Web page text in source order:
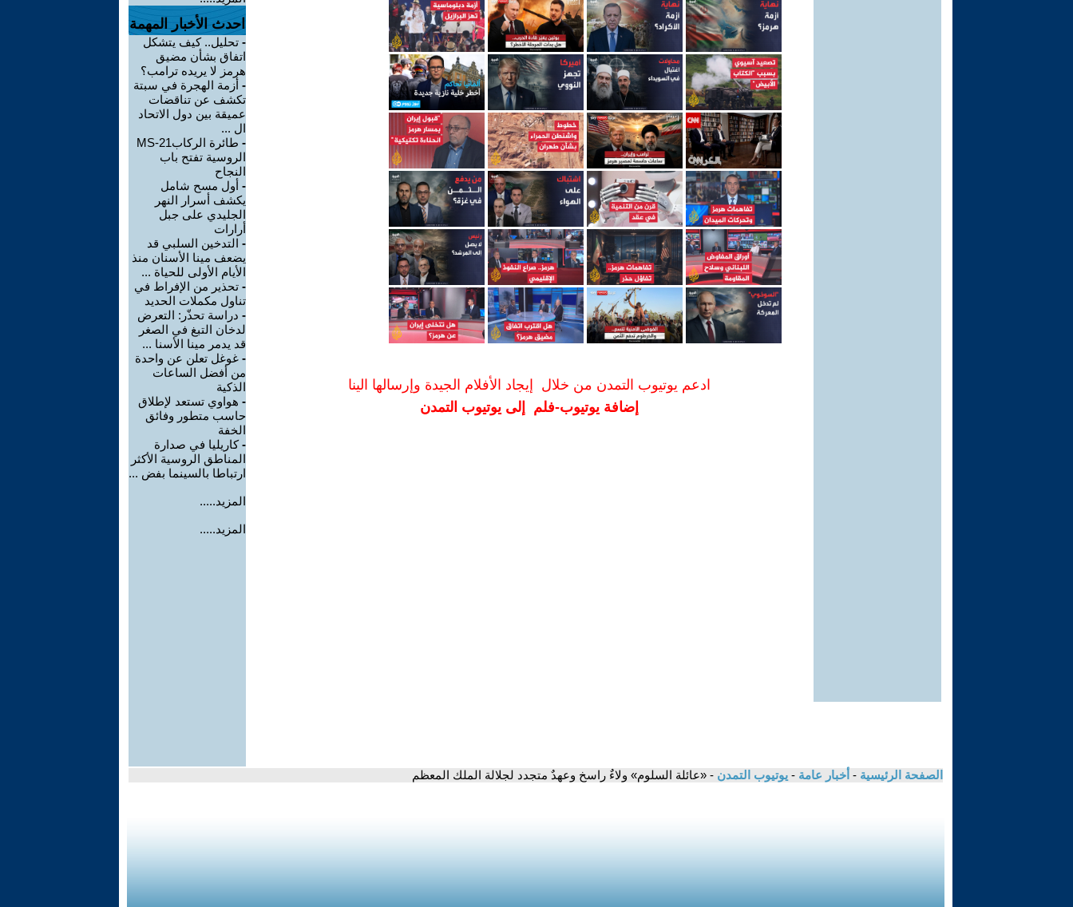
ادعم يوتيوب التمدن من خلال إيجاد الأفلام الجيدة وإرسالها الينا
إضافة يوتيوب-فلم إلى يوتيوب التمدن
احدث الأخبار المهمة
- تحليل.. كيف يتشكل
اتفاق بشأن مضيق
هرمز لا يريده ترامب؟
- أزمة الهجرة في سبتة
تكشف عن تناقضات
عميقة بين دول الاتحاد
ال ...
-
طائرة الركابMS-21
الروسية تفتح باب
النجاح
- أول مسح شامل
يكشف أسرار النهر
الجليدي على جبل
أرارات
- التدخين السلبي قد
يضعف مينا الأسنان منذ
الأيام الأولى للحياة ...
- تحذير من الإفراط في
تناول مكملات الحديد
- دراسة تحذّر: التعرض
لدخان التبغ في الصغر
قد يدمر مينا الأسنا ...
- غوغل تعلن عن واحدة
من أفضل الساعات
الذكية
- هواوي تستعد لإطلاق
حاسب متطور وفائق
الخفة
-كاريليا في صدارة
المناطق الروسية الأكثر
ارتباطا بالسينما بفض ...
المزيد.....
المزيد.....
الصفحة الرئيسية - أخبار عامة - يوتيوب التمدن - «عائلة السلوم» ولاءٌ راسخ وعهدٌ متجدد لجلالة الملك المعظم